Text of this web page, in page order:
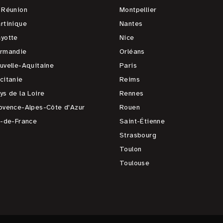
Aquitaine
de la Loire
Alpes-Côte d'Azur
de-France
Montpellier
Nantes
Nice
Orléans
Paris
Reims
Rennes
Rouen
Saint-Étienne
Strasbourg
Toulon
Toulouse